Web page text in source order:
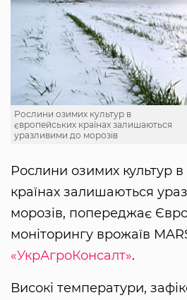
Рослини озимих культур в
європейських країнах залишаються
уразливими до морозів
Рослини озимих культур
країнах залишаються
морозів, попереджає
моніторингу врожаїв
«УкрАгроКонсалт».
Високі температури,